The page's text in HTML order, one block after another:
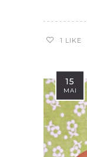
1 LIKE
15
MAI